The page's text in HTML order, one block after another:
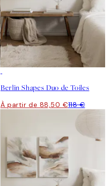
Berlin Shapes Duo de Toiles
À partir de 88,50 €118 €